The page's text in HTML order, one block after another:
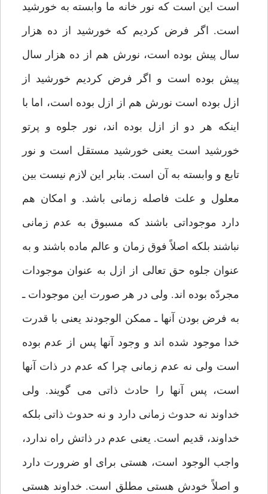
است این است که نور خانه ما وابسته به خورشید
است. اگر فرض کردیم که خورشید از ده هزار
سال پیش بوده است، نورش هم از ده هزار سال
پیش بوده است و اگر فرض کردیم خورشید از
ازل بوده است نورش هم از ازل بوده است، اما با
اینکه هر دو از ازل بوده اند، نور جلوه و پرتو
خورشید است یعنی خورشید مستقل است و نور
تابع و وابسته به آن است. بنابر این لازم نیست بین
معلول و علت فاصله زمانی باشد. و امکان هم
دارد موجوداتی باشند که مسبوق به عدم زمانی
نباشند بلکه اصلاً فوق زمان و عالم ماده باشند و به
عنوان جلوه حق تعالی از ازل به عنوان موجودات
مجردّه بوده اند. ولی در هر صورت این موجودات ـ
به فرض بودن آنها ـ ممکن الوجودند یعنی با قدرت
خدا موجود شده اند و وجود آنها پس از عدم بوده
است ولی نه عدم زمانی چرا که عدم در ذات آنها
است، پس آنها را حادث ذاتی می گویند. ولی
خداوند نه حدوث زمانی دارد و نه حدوث ذاتی بلکه
خداوند، قدیم است. یعنی عدم در ذاتش راه ندارد،
واجب الوجود است، هستی برای او ضرورت دارد
و اصلاً خودش هستی مطلق است. خداوند هستی